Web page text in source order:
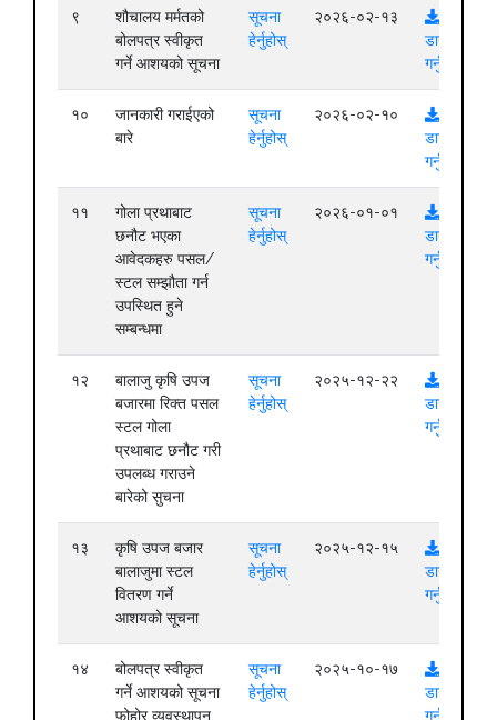
९
शौचालय मर्मतको
बोलपत्र स्वीकृत
गर्ने आशयको सूचना
सूचना
हेर्नुहोस्
२०२६-०२-१३
डाउनलोड
गर्नुहोस्
१०
जानकारी गराईएको
बारे
सूचना
हेर्नुहोस्
२०२६-०२-१०
डाउनलोड
गर्नुहोस्
११
गोला प्रथाबाट
छनौट भएका
आवेदकहरु पसल/
स्टल सम्झौता गर्न
उपस्थित हुने
सम्बन्धमा
सूचना
हेर्नुहोस्
२०२६-०१-०१
डाउनलोड
गर्नुहोस्
१२
बालाजु कृषि उपज
बजारमा रिक्त पसल
स्टल गोला
प्रथाबाट छनौट गरी
उपलब्ध गराउने
बारेको सुचना
सूचना
हेर्नुहोस्
२०२५-१२-२२
डाउनलोड
गर्नुहोस्
१३
कृषि उपज बजार
बालाजुमा स्टल
वितरण गर्ने
आशयको सूचना
सूचना
हेर्नुहोस्
२०२५-१२-१५
डाउनलोड
गर्नुहोस्
१४
बोलपत्र स्वीकृत
गर्ने आशयको सूचना
फोहोर व्यवस्थापन
सूचना
हेर्नुहोस्
२०२५-१०-१७
डाउनलोड
गर्नुहोस्